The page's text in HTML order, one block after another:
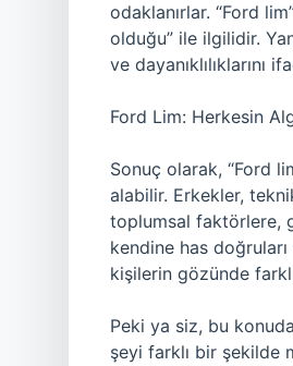
odaklanırlar. “Ford
olduğu” ile ilgilidir.
ve dayanıklılıklarını
Ford Lim: Herkesin
Sonuç olarak, “Ford
alabilir. Erkekler,
toplumsal faktörlere,
kendine has
kişilerin gözünde
Peki ya siz, bu
şeyi farklı bir şekilde